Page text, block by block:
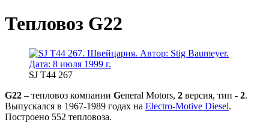
Тепловоз G22
SJ T44 267
G22 – тепловоз компании General Motors, 2 версия, тип - 2.
Выпускался в 1967-1989 годах на Electro-Motive Diesel.
Построено 552 тепловоза.